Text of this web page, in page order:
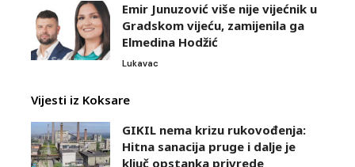
Emir Junuzović više nije vijećnik u
Gradskom vijeću, zamijenila ga
Elmedina Hodžić
Lukavac
Vijesti iz Koksare
GIKIL nema krizu rukovođenja:
Hitna sanacija pruge i dalje je
ključ opstanka privrede